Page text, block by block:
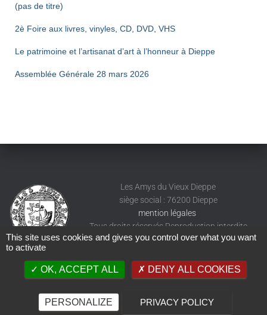
(pas de titre)
2è Foire aux livres, vinyles, CD, DVD, VHS
Le patrimoine et l’artisanat d’art à l’honneur à Dieppe
Assemblée Générale 28 mars 2026
Les Amys du Vieux Dieppe
siège social : 76200 Dieppe
mention légales
Tous droits réservés Reproduction interdite
This site uses cookies and gives you control over what you want
to activate
OK, ACCEPT ALL DENY ALL COOKIES
PERSONALIZE PRIVACY POLICY